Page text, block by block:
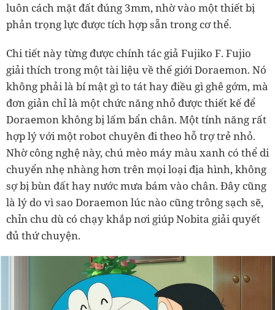
luôn cách mặt đất đúng 3mm, nhờ vào một thiết bị
phản trọng lực được tích hợp sẵn trong cơ thể.
Chi tiết này từng được chính tác giả Fujiko F. Fujio
giải thích trong một tài liệu về thế giới Doraemon. Nó
không phải là bí mật gì to tát hay điều gì ghê gớm, mà
đơn giản chỉ là một chức năng nhỏ được thiết kế để
Doraemon không bị lấm bẩn chân. Một tính năng rất
hợp lý với một robot chuyên đi theo hỗ trợ trẻ nhỏ.
Nhờ công nghệ này, chú mèo máy màu xanh có thể di
chuyển nhẹ nhàng hơn trên mọi loại địa hình, không
sợ bị bùn đất hay nước mưa bám vào chân. Đây cũng
là lý do vì sao Doraemon lúc nào cũng trông sạch sẽ,
chỉn chu dù có chạy khắp nơi giúp Nobita giải quyết
đủ thứ chuyện.